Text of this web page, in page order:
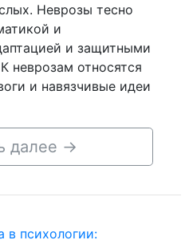
Неврозы тесно
и
и защитными
неврозам относятся
и навязчивые идеи
далее →